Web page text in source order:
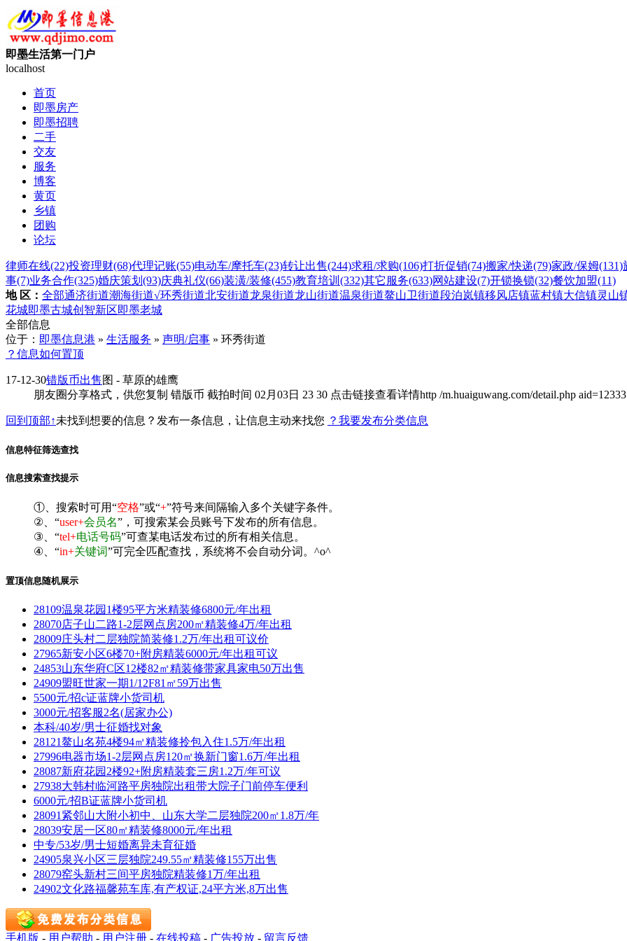
即墨生活第一门户
localhost
首页
即墨房产
即墨招聘
二手
交友
服务
博客
黄页
乡镇
团购
论坛
律师在线(22)投资理财(68)代理记账(55)电动车/摩托车(23)转让出售(244)求租/求购(106)打折促销(74)搬家/快递(79)家政/保姆(131)
事(7)业务合作(325)婚庆策划 (93)庆典礼仪(66)装潢/装修(455)教育培训 (332)其它服务(633)网站建设(7)开锁换锁(32)餐饮加盟(11)
地 区： 全部通济街道潮海街道√环秀街道北安街道龙泉街道龙山街道温泉街道鳌山卫街道段泊岚镇移风店镇蓝村镇大信镇灵山
花城即墨古城创智新区即墨老城
全部信息
位于： 即墨信息港 » 生活服务 » 声明/启事 » 环秀街道
？信息如何置顶
17-12-30错版币出售 图 - 草原的雄鹰
朋友圈分享格式，供您复制 错版币 截拍时间 02月03日 23 30 点击链接查看详情http /m.huaiguwang.com/detail.php
回到顶部↑未找到想要的信息？发布一条信息，让信息主动来找您 ？我要发布分类信息
信息特征筛选查找
信息搜索查找提示
①、搜索时可用“空格”或“+”符号来间隔输入多个关键字条件。
②、“user+会员名”，可搜索某会员账号下发布的所有信息。
③、“tel+电话号码”可查某电话发布过的所有相关信息。
④、“in+关键词”可完全匹配查找，系统将不会自动分词。^o^
置顶信息随机展示
28109温泉花园1楼95平方米精装修6800元/年出租
28070店子山二路1-2层网点房200㎡精装修4万/年出租
28009庄头村二层独院简装修1.2万/年出租可议价
27965新安小区6楼70+附房精装6000元/年出租可议
24853山东华府C区12楼82㎡精装修带家具家电50万出售
24909盟旺世家一期1/12F81㎡59万出售
5500元/招c证蓝牌小货司机
3000元/招客服2名(居家办公)
本科/40岁/男士征婚找对象
28121鳌山名苑4楼94㎡精装修拎包入住1.5万/年出租
27996电器市场1-2层网点房120㎡换新门窗1.6万/年出租
28087新府花园2楼92+附房精装套三房1.2万/年可议
27938大韩村临河路平房独院出租带大院子门前停车便利
6000元/招B证蓝牌小货司机
28091紧邻山大附小初中、山东大学二层独院200㎡1.8万/年
28039安居一区80㎡精装修8000元/年出租
中专/53岁/男士短婚离异未育征婚
24905泉兴小区三层独院249.55㎡精装修155万出售
28079窑头新村三间平房独院精装修1万/年出租
24902文化路福馨苑车库,有产权证,24平方米,8万出售
手机版 - 用户帮助 - 用户注册 - 在线投稿 - 广告投放 - 留言反馈